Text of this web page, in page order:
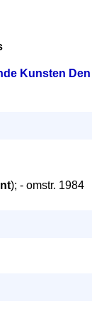
Kunsten
); - omstr. 1984